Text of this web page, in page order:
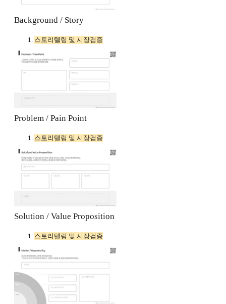
Background / Story
스토리텔링 및 시장검증
Problem / Pain Point
스토리텔링 및 시장검증
Solution / Value Proposition
스토리텔링 및 시장검증